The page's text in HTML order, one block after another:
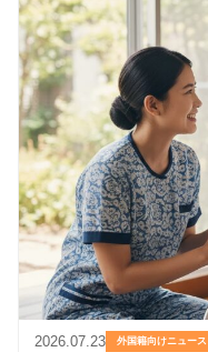
2026.07.23 外国籍向けニュース